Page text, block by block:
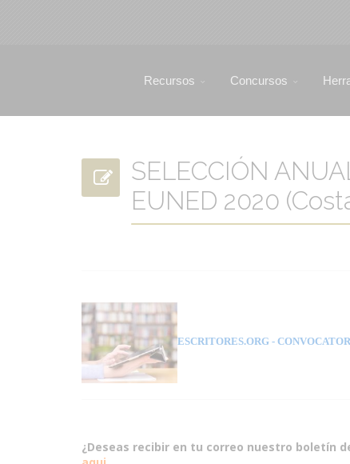
Recursos Concursos
SELECCIÓN
EUNED 2020
ESCRITORES.ORG -
¿Deseas recibir en tu correo nuestro boletín